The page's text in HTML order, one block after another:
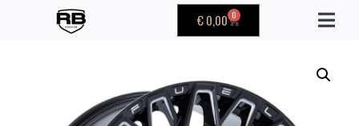
€0,00 0